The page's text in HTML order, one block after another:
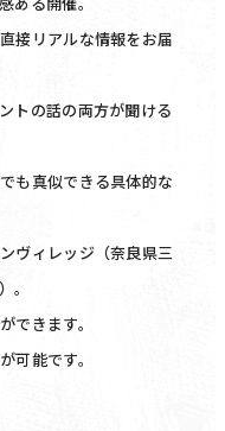
接リアルな情報をお届
トの話の両方が聞ける
も真似できる具体的な
ヴィレッジ（奈良県三
。
できます。
可能です。